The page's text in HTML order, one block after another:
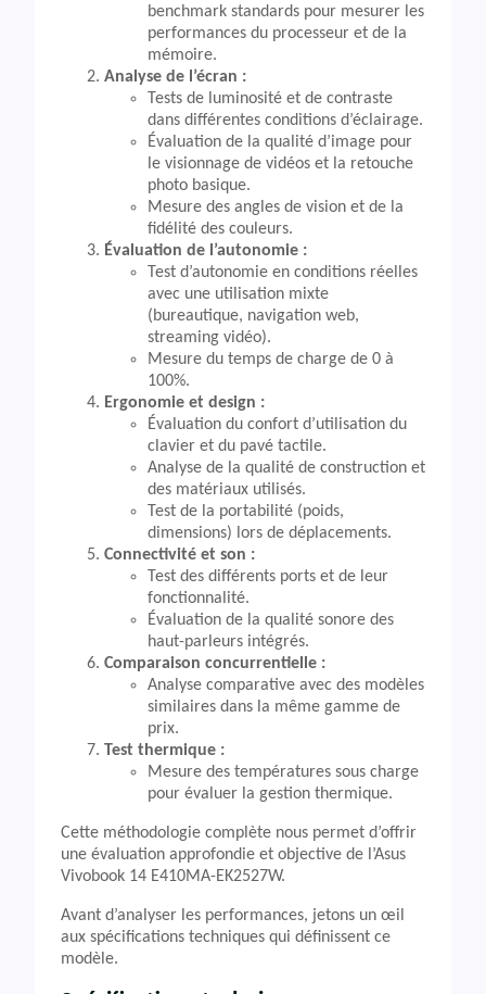
benchmark standards pour mesurer les
performances du processeur et de la
mémoire.
Analyse de l’écran :
Tests de luminosité et de contraste
dans différentes conditions d’éclairage.
Évaluation de la qualité d’image pour
le visionnage de vidéos et la retouche
photo basique.
Mesure des angles de vision et de la
fidélité des couleurs.
Évaluation de l’autonomie :
Test d’autonomie en conditions réelles
avec une utilisation mixte
(bureautique, navigation web,
streaming vidéo).
Mesure du temps de charge de 0 à
100%.
Ergonomie et design :
Évaluation du confort d’utilisation du
clavier et du pavé tactile.
Analyse de la qualité de construction et
des matériaux utilisés.
Test de la portabilité (poids,
dimensions) lors de déplacements.
Connectivité et son :
Test des différents ports et de leur
fonctionnalité.
Évaluation de la qualité sonore des
haut-parleurs intégrés.
Comparaison concurrentielle :
Analyse comparative avec des modèles
similaires dans la même gamme de
prix.
Test thermique :
Mesure des températures sous charge
pour évaluer la gestion thermique.
Cette méthodologie complète nous permet d’offrir
une évaluation approfondie et objective de l’Asus
Vivobook 14 E410MA-EK2527W.
Avant d’analyser les performances, jetons un œil
aux spécifications techniques qui définissent ce
modèle.